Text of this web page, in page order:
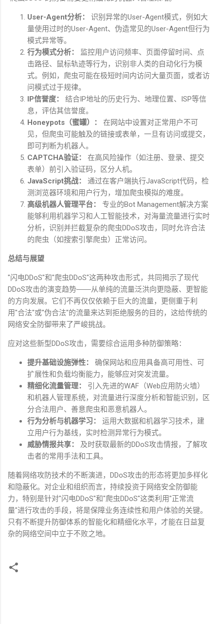
User-Agent分析： 识别异常的User-Agent模式，例如大
量使用过时的User-Agent、伪造常见的User-Agent但行为
模式异常等。
行为模式分析：
监控用户访问频率、页面停留时间、点
击路径、鼠标轨迹等行为，识别非人类的自动化行为模
式。例如，爬虫可能在极短时间内访问大量页面，或者访
问模式过于规律。
IP信誉度： 结合IP地址的历史行为、地理位置、 ISP等信
息，评估其信誉度。
Honeypots （蜜罐）：
在网站中设置对正常用户不可
见，但爬虫可能触及的链接或表单，一旦有访问或提交，
即可判断为机器人。
CAPTCHA验证：
在高风险操作（如注册、登录、提交
表单）前引入验证码，区分人机。
JavaScript挑战： 通过在客户端执行JavaScript代码，检
测浏览器环境和用户行为，增加爬虫模拟的难度。
高级机器人管理平台：
专业的Bot Management解决方案
能够利用机器学习和人工智能技术，对海量流量进行实时
分析，识别并拦截复杂的爬虫DDoS攻击，同时允许合法
的爬虫（如搜索引擎爬虫）正常访问。
总结与展望
"闪电DDoS"和"爬虫DDoS"这两种攻击形式，共同揭示了现代
DDoS攻击的演变趋势――从单纯的流量泛洪向更隐蔽、更智能
的方向发展。它们不再仅仅依赖于巨大的流量，更侧重于利
用"合法"或"伪合法"的流量来达到拒绝服务的目的，这给传统的
网络安全防御带来了严峻挑战。
应对这些新型DDoS攻击，需要综合运用多种防御策略：
提升基础设施弹性：
确保网站和应用具备高可用性、可
扩展性和负载均衡能力，能够应对突发流量。
精细化流量管理：
引入先进的WAF （Web应用防火墙）
和机器人管理系统，对流量进行深度分析和智能识别，区
分合法用户、善意爬虫和恶意机器人。
行为分析与机器学习：
运用大数据和机器学习技术，建
立用户行为基线，实时检测异常行为模式。
威胁情报共享：
及时获取最新的DDoS攻击情报，了解攻
击者的常用手法和工具。
随着网络攻防技术的不断演进， DDoS攻击的形态将更加多样化
和隐蔽化。对企业和组织而言，持续投资于网络安全防御能
力，特别是针对"闪电DDoS"和"爬虫DDoS"这类利用"正常流
量"进行攻击的手段，将是保障业务连续性和用户体验的关键。
只有不断提升防御体系的智能化和精细化水平，才能在日益复
杂的网络空间中立于不败之地。